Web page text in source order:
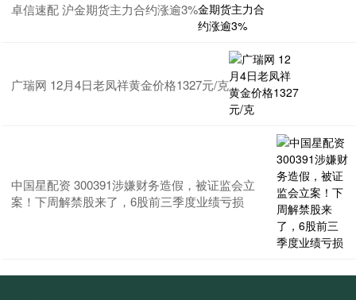
卓信速配 沪金期货主力合约涨逾3%
广瑞网 12月4日老凤祥黄金价格1327元/克
中国星配资 300391涉嫌财务造假，被证监会立
案！下周解禁股来了，6股前三季度业绩亏损